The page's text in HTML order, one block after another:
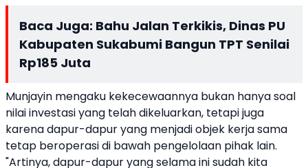
Baca Juga: Bahu Jalan Terkikis, Dinas PU
Kabupaten Sukabumi Bangun TPT Senilai
Rp185 Juta
Munjayin mengaku kekecewaannya bukan hanya soal
nilai investasi yang telah dikeluarkan, tetapi juga
karena dapur-dapur yang menjadi objek kerja sama
tetap beroperasi di bawah pengelolaan pihak lain.
"Artinya, dapur-dapur yang selama ini sudah kita